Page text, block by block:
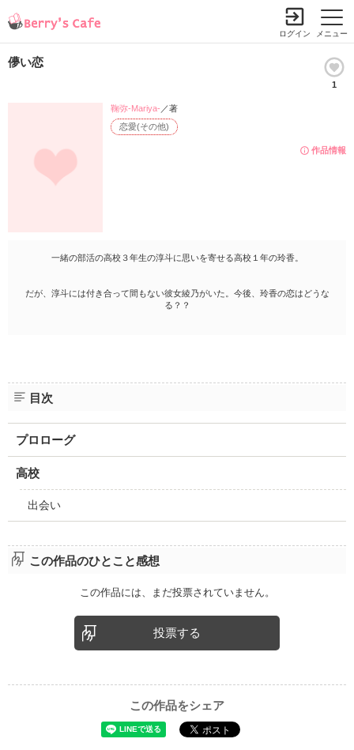
メニュー
ログイン
儚い恋
1
作品情報
恋愛(その他)
鞠弥-Mariya- ／著
一緒の部活の高校３年生の淳斗に思いを寄せる高校１年の玲香。
だが、淳斗には付き合って間もない彼女綾乃がいた。今後、玲香の恋はどうな
る？？
目次
プロローグ
高校
出会い
この作品のひとこと感想
この作品には、まだ投票されていません。
投票する
この作品をシェア